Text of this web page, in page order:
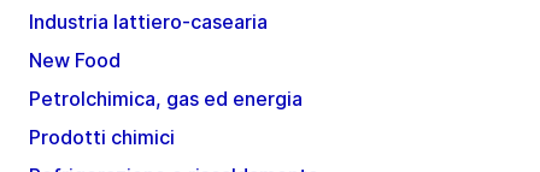
Industria lattiero-casearia
New Food
Petrolchimica, gas ed energia
Prodotti chimici